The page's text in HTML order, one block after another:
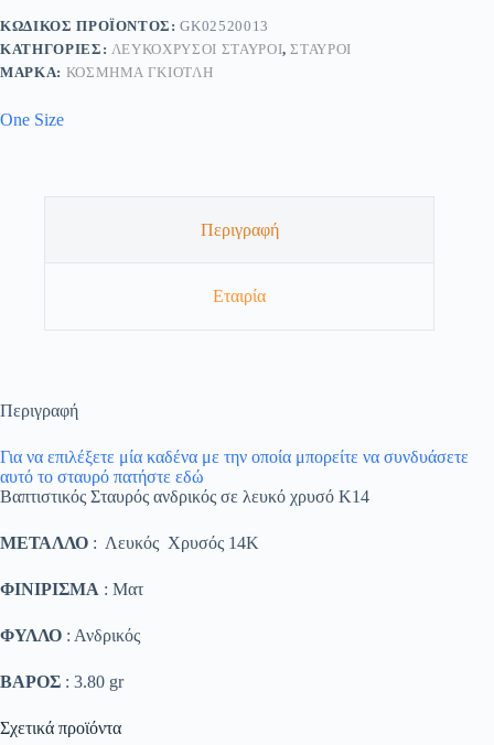
ΚΩΔΙΚΌΣ ΠΡΟΪΌΝΤΟΣ:GK02520013
ΚΑΤΗΓΟΡΊΕΣ: ΛΕΥΚΌΧΡΥΣΟΙ ΣΤΑΥΡΟΊ,ΣΤΑΥΡΟΊ
ΜΆΡΚΑ: ΚΟΣΜΗΜΑ ΓΚΙΟΤΛΗ
One Size
Περιγραφή
Εταιρία
Περιγραφή
Για να επιλέξετε μία καδένα με την οποία μπορείτε να συνδυάσετε
αυτό το σταυρό πατήστε εδώ
Βαπτιστικός Σταυρός ανδρικός σε λευκό χρυσό K14
ΜΕΤΑΛΛΟ : Λευκός Χρυσός 14K
ΦΙΝΙΡΙΣΜΑ : Ματ
ΦΥΛΛΟ : Ανδρικός
ΒΑΡΟΣ : 3.80 gr
Σχετικά προϊόντα